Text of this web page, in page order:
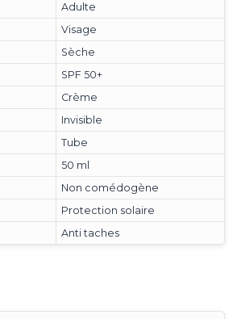
Adulte
Visage
Sèche
SPF 50+
Crème
Invisible
Tube
50 ml
Non comédogène
Protection solaire
Anti taches